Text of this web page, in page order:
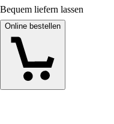
Bequem liefern lassen
Online bestellen